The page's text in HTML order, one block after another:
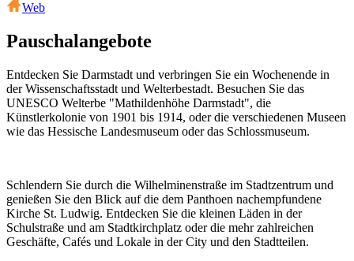
Web
Pauschalangebote
Entdecken Sie Darmstadt und verbringen Sie ein Wochenende in
der Wissenschaftsstadt und Welterbestadt. Besuchen Sie das
UNESCO Welterbe "Mathildenhöhe Darmstadt", die
Künstlerkolonie von 1901 bis 1914, oder die verschiedenen Museen
wie das Hessische Landesmuseum oder das Schlossmuseum.
Schlendern Sie durch die Wilhelminenstraße im Stadtzentrum und
genießen Sie den Blick auf die dem Panthoen nachempfundene
Kirche St. Ludwig. Entdecken Sie die kleinen Läden in der
Schulstraße und am Stadtkirchplatz oder die mehr zahlreichen
Geschäfte, Cafés und Lokale in der City und den Stadtteilen.